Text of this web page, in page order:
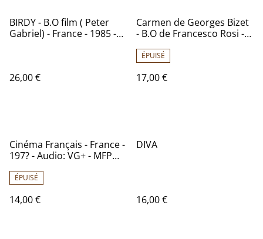
BIRDY - B.O film ( Peter
Gabriel) - France - 1985 -
26,00 €
Carmen de Georges Bizet
- B.O de Francesco Rosi -
- Erato – NUM 75120
ÉPUISÉ
17,00 €
Cinéma Français - France -
197? - Audio: VG+ - MFP
ÉPUISÉ
14,00 €
DIVA
16,00 €